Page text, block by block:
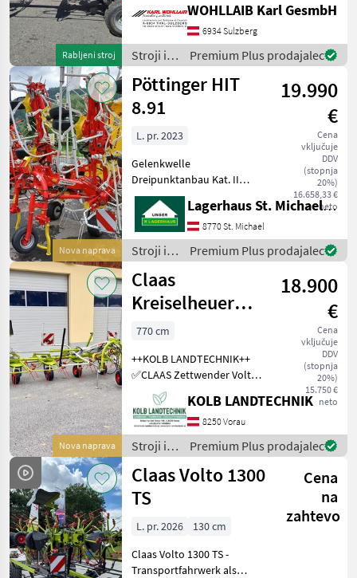
Rabljeni stroj
2018 - Arbeitsbreite: 10, 2m
- Bereifung Kreisel
6x16/6.50-8 - Bereifung
Fahrwe
WOHLLAIB Karl GesmbH
6934 Sulzberg
Stroji in
oprema
za žetev
in
spravilo
/ Massey
Premium Plus prodajalec
Nova naprava
Pöttinger HIT
8.91
19.990
€
Cena
vključuje
DDV
(stopnja
20%)
16.658,33 €
neto
L. pr. 2023
Gelenkwelle
Dreipunktanbau Kat. II
Durastar Zinken 10 mm
hydraulische
Vorgewendesteuerung
Hydrolift Warntafel mit
Beleuchtung hydraulisch
verstellbare Grenzstreueinr
Lagerhaus St. Michael ob Leoben eGen
8770 St. Michael
Stroji in
oprema
za žetev
in
spravilo
/
Premium Plus prodajalec
Nova naprava
Claas
Kreiselheuer
VOLTO 80
18.900
€
Cena
vključuje
DDV
(stopnja
20%)
15.750 €
neto
770 cm
++KOLB LANDTECHNIK++
✅CLAAS Zettwender Volto
Kreisel ✅5 Zinkenarme pro
Kreisel ✅sehr stabile
Zinken mit 5 Windungen
✅Zinke
KOLB LANDTECHNIK
8250 Vorau
Stroji in
oprema
za žetev
in
spravilo
/ Claas
Premium Plus prodajalec
Claas Volto 1300
TS
Cena
na
zahtevo
L. pr. 2026
130 cm
Claas Volto 1300 TS -
Transportfahrwerk als